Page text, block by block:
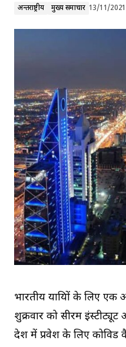
अन्तर्राष्ट्रीय मुख्य समाचार 13/11/2021
भारतीय यात्रियों के लिए
शुक्रवार को सीरम
देश में प्रवेश के लिए कोविड